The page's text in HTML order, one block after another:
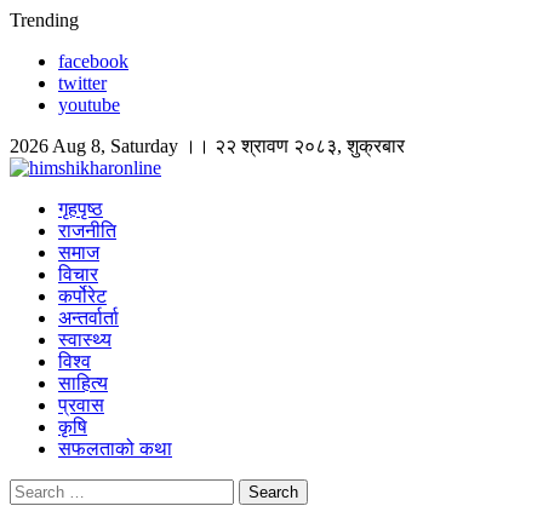
Skip
content
Trending
facebook
twitter
youtube
2026 Aug 8, Saturday ।। २२ श्रावण २०८३, शुक्रबार
Himshikhar Online
गृहपृष्ठ
राजनीति
समाज
विचार
कर्पोरेट
अन्तर्वार्ता
स्वास्थ्य
विश्व
साहित्य
प्रवास
कृषि
सफलताको कथा
Search
for: